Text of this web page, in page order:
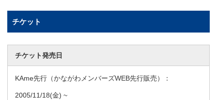
チケット
チケット発売日
KAme先行（かながわメンバーズWEB先行販売）：
2005/11/18(金) ~